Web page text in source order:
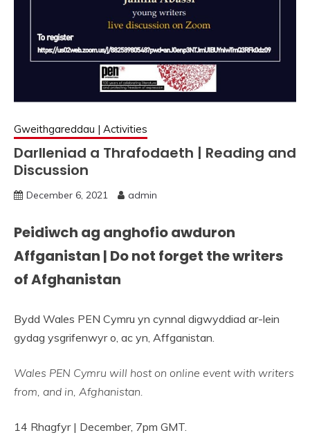
Gweithgareddau | Activities
Darlleniad a Thrafodaeth | Reading and
Discussion
December 6, 2021 admin
Peidiwch ag anghofio awduron
Affganistan | Do not forget the writers
of Afghanistan
Bydd Wales PEN Cymru yn cynnal digwyddiad ar-lein
gydag ysgrifenwyr o, ac yn, Affganistan.
Wales PEN Cymru will host on online event with writers
from, and in, Afghanistan.
14 Rhagfyr | December, 7pm GMT.